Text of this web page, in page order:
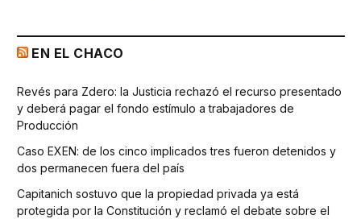
EN EL CHACO
Revés para Zdero: la Justicia rechazó el recurso presentado
y deberá pagar el fondo estímulo a trabajadores de
Producción
Caso EXEN: de los cinco implicados tres fueron detenidos y
dos permanecen fuera del país
Capitanich sostuvo que la propiedad privada ya está
protegida por la Constitución y reclamó el debate sobre el